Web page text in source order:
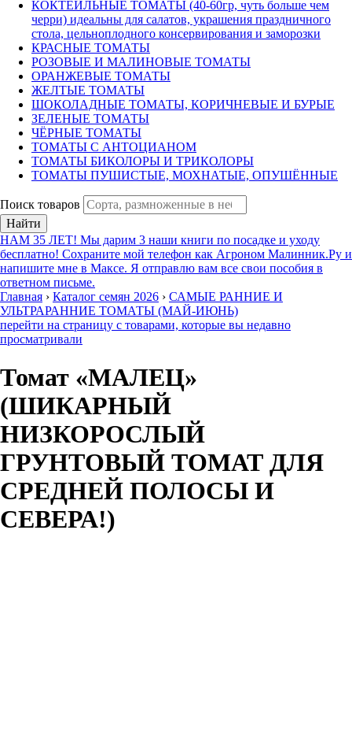
КОКТЕЙЛЬНЫЕ ТОМАТЫ (40-60гр, чуть больше чем
черри) идеальны для салатов, украшения праздничного
стола, цельноплодного консервирования и заморозки
КРАСНЫЕ ТОМАТЫ
РОЗОВЫЕ И МАЛИНОВЫЕ ТОМАТЫ
ОРАНЖЕВЫЕ ТОМАТЫ
ЖЕЛТЫЕ ТОМАТЫ
ШОКОЛАДНЫЕ ТОМАТЫ, КОРИЧНЕВЫЕ И БУРЫЕ
ЗЕЛЕНЫЕ ТОМАТЫ
ЧЁРНЫЕ ТОМАТЫ
ТОМАТЫ С АНТОЦИАНОМ
ТОМАТЫ БИКОЛОРЫ И ТРИКОЛОРЫ
ТОМАТЫ ПУШИСТЫЕ, МОХНАТЫЕ, ОПУШЁННЫЕ
Поиск товаров
Найти
НАМ 35 ЛЕТ! Мы дарим 3 наши книги по посадке и уходу
бесплатно! Сохраните мой телефон как Агроном Малинник.Ру и
напишите мне в Максе. Я отправлю вам все свои пособия в
ответном письме.
Главная › Каталог семян 2026 › САМЫЕ РАННИЕ И
УЛЬТРАРАННИЕ ТОМАТЫ (МАЙ-ИЮНЬ)
перейти на страницу с товарами, которые вы недавно
просматривали
Томат «МАЛЕЦ»
(ШИКАРНЫЙ
НИЗКОРОСЛЫЙ
ГРУНТОВЫЙ ТОМАТ ДЛЯ
СРЕДНЕЙ ПОЛОСЫ И
СЕВЕРА!)